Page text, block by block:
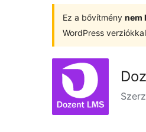
Ez a bővítmény nem
WordPress